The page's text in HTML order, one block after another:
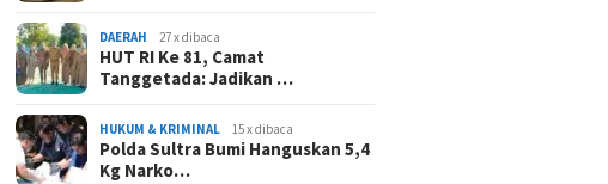
DAERAH 27 x dibaca
HUT RI Ke 81, Camat
Tanggetada: Jadikan …
HUKUM & KRIMINAL 15 x dibaca
Polda Sultra Bumi Hanguskan 5,4
Kg Narko…